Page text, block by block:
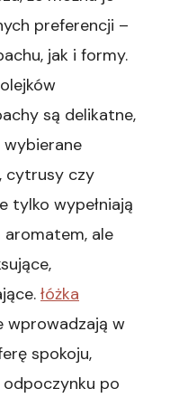
preferencji –
jak i formy.
są delikatne,
wybierane
cytrusy czy
tylko wypełniają
ale
łóżka
wprowadzają w
spokoju,
po